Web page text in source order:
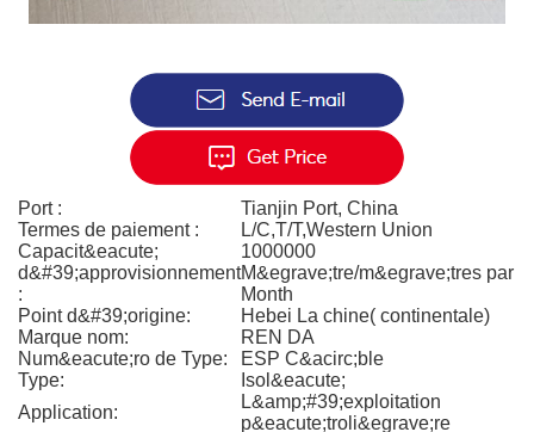
Port :
Tianjin Port, China
Termes de paiement :
L/C,T/T,Western Union
Capacit&eacute;
d&#39;approvisionnement
:
1000000
M&egrave;tre/m&egrave;tres par
Month
Point d&#39;origine:
Hebei La chine( continentale)
Marque nom:
REN DA
Num&eacute;ro de Type:
ESP C&acirc;ble
Type:
Isol&eacute;
Application:
L&amp;#39;exploitation
p&eacute;troli&egrave;re